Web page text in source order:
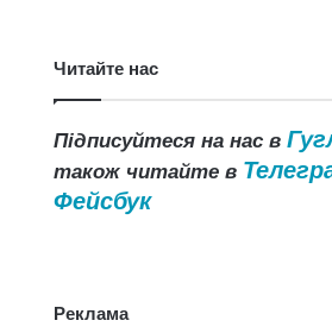
Читайте нас
Підписуйтеся на нас в
також читайте в
Фейсбук
Реклама